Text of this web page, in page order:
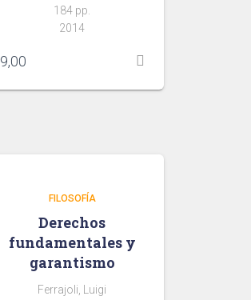
184 pp.
2014
9,00
FILOSOFÍA
Derechos
fundamentales y
garantismo
Ferrajoli, Luigi